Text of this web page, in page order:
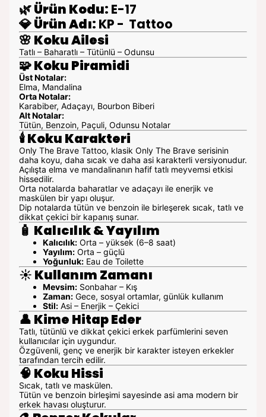
🌿Ürün Kodu: E-17
💎Ürün Adı: KP - Tattoo
🌸 Koku Ailesi
Tatlı – Baharatlı – Tütünlü – Odunsu
🧩Koku Piramidi
Üst Notalar:
Elma, Mandalina
Orta Notalar:
Karabiber, Adaçayı, Bourbon Biberi
Alt Notalar:
Tütün, Benzoin, Paçuli, Odunsu Notalar
🕯️Koku Karakteri
Only The Brave Tattoo, klasik Only The Brave serisinin
daha koyu, daha sıcak ve daha asi karakterli versiyonudur.
Açılışta elma ve mandalinanın hafif tatlı meyvemsi etkisi
hissedilir.
Orta notalarda baharatlar ve adaçayı ile enerjik ve
maskülen bir yapı oluşur.
Dip notalarda tütün ve benzoin ile birleşerek sıcak, tatlı ve
dikkat çekici bir kapanış sunar.
🧴 Kalıcılık & Yayılım
Kalıcılık: Orta – yüksek (6–8 saat)
Yayılım: Orta – güçlü
Yoğunluk: Eau de Toilette
☀️ Kullanım Zamanı
Mevsim: Sonbahar – Kış
Zaman: Gece, sosyal ortamlar, günlük kullanım
Stil: Asi – Enerjik – Çekici
👤 Kime Hitap Eder
Tatlı, tütünlü ve dikkat çekici erkek parfümlerini seven
kullanıcılar için uygundur.
Özgüvenli, genç ve enerjik bir karakter isteyen erkekler
tarafından tercih edilir.
🧠 Koku Hissi
Sıcak, tatlı ve maskülen.
Tütün ve benzoin birleşimi sayesinde asi ama modern bir
erkek havası oluşturur.